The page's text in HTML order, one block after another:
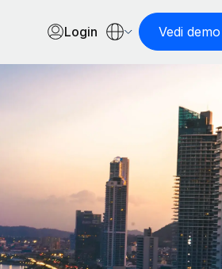
Login Vedi demo